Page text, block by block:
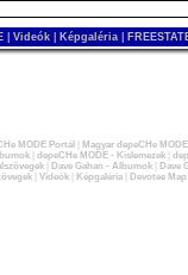
Videók Képgaléria
MODE Portál
Magyar depeCHe
| depeCHe MODE - Kislemezek|
| Dave Gahan - Albumok|
Dave
| Videók| Képgaléria| Devotee Map